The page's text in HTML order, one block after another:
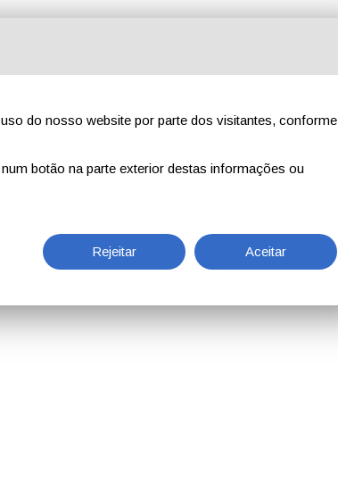
do nosso website por parte dos visitantes, conforme
botão na parte exterior destas informações ou
Rejeitar Aceitar